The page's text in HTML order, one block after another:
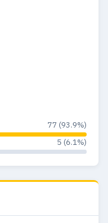
77 (93.9%)
5 (6.1%)